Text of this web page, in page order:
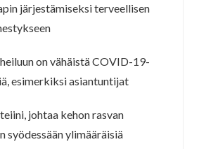
järjestämiseksi terveellisen
on vähäistä COVID-19-
esimerkiksi asiantuntijat
johtaa kehon rasvan
syödessään ylimääräisiä